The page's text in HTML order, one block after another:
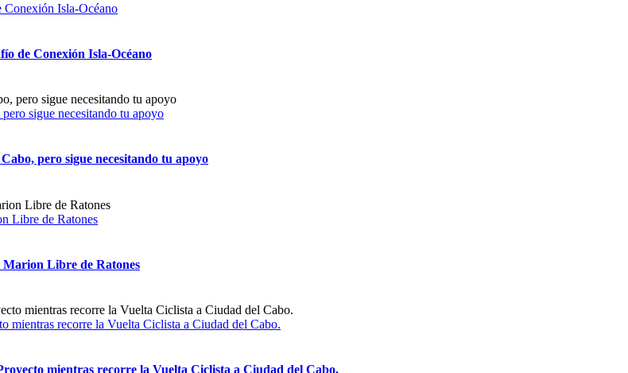
Conexión Isla-Océano
de Conexión Isla-Océano
sigue necesitando tu apoyo
pero sigue necesitando tu apoyo
Libre de Ratones
Marion Libre de Ratones
mientras recorre la Vuelta Ciclista a Ciudad del Cabo.
mientras recorre la Vuelta Ciclista a Ciudad del Cabo.